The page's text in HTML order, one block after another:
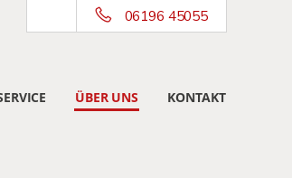
06196 45055
ÜBER UNS KONTAKT